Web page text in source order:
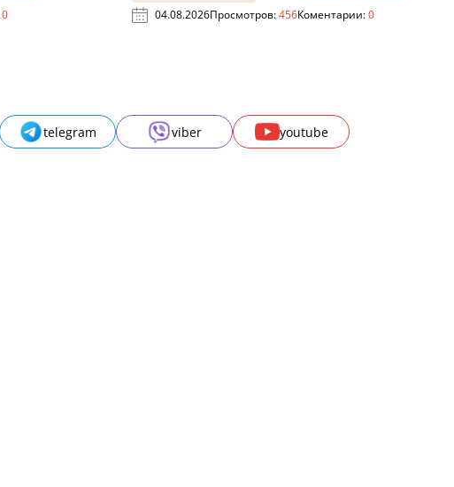
0
04.08.2026Просмотров:456Коментарии:0
telegram viber youtube